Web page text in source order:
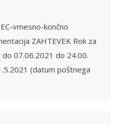
vmesno-končno
ZAHTEVEK Rok za
07.06.2021 do 24.00.
(datum poštnega